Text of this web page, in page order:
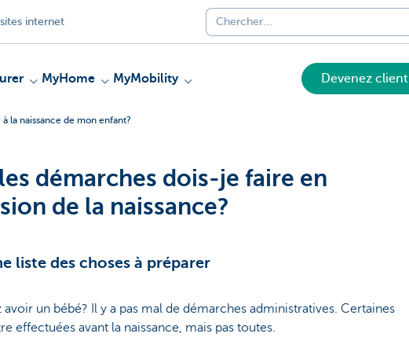
internet
MyHome MyMobility Devenez client
la naissance de mon enfant?
démarches dois-je faire en
de la naissance?
liste des choses à préparer
avoir un bébé? Il y a pas mal de démarches administratives. Certaines
effectuées avant la naissance, mais pas toutes.